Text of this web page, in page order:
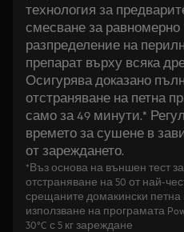
технология за
смесване за равномерно
разпределение на
препарат върху всяка
Осигурява доказано
отстраняване на петна
само за 49 минути.*
времето за сушене в
от зареждането.
*Въз основа на външен тест за
отстраняване на 50 от най-
срещаните домакински петна
използване на програмата
30°C с 5 кг зареждане